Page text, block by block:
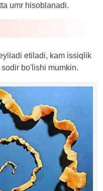
umr hisoblanadi.
etiladi, kam issiqlik
bo'lishi mumkin.